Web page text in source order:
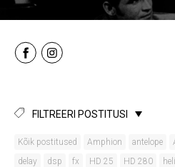
FILTREERI POSTITUSI
Kõik postitused Amphion antelope
delay
dsp fx HD 25 HD 280 heli